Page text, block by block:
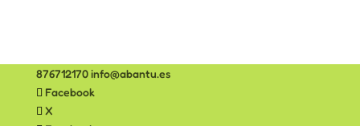
876712170info@abantu.es
Facebook
X